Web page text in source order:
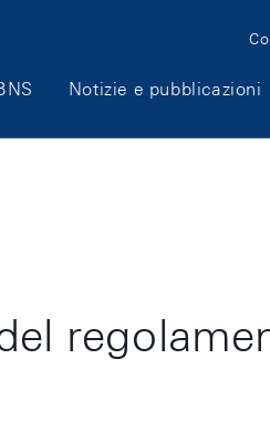
Notizie e pubblicazioni